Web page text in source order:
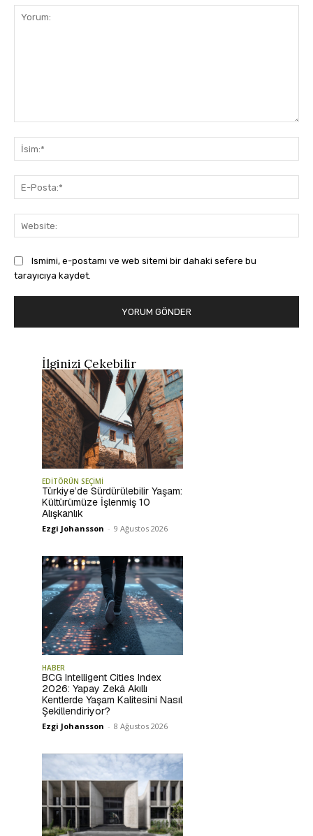
Ismimi, e-postamı ve web sitemi bir dahaki sefere bu
tarayıcıya kaydet.
İlginizi Çekebilir
EDİTÖRÜN SEÇİMİ
Türkiye’de Sürdürülebilir Yaşam:
Kültürümüze İşlenmiş 10
Alışkanlık
Ezgi Johansson - 9 Ağustos 2026
HABER
BCG Intelligent Cities Index
2026: Yapay Zekâ Akıllı
Kentlerde Yaşam Kalitesini Nasıl
Şekillendiriyor?
Ezgi Johansson - 8 Ağustos 2026